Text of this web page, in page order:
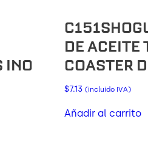
INO
DE ACEITE
COASTER
$7.13 (incluido IVA)
Añadir al carrito